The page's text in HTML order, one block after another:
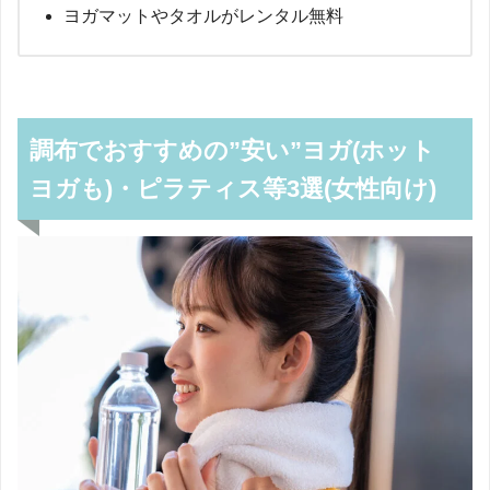
ヨガマットやタオルがレンタル無料
調布でおすすめの”安い”ヨガ(ホット
ヨガも)・ピラティス等3選(女性向け)